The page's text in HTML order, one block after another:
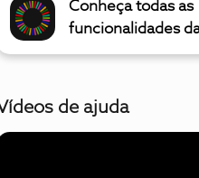
Conheça todas as
funcionalidades
de ajuda